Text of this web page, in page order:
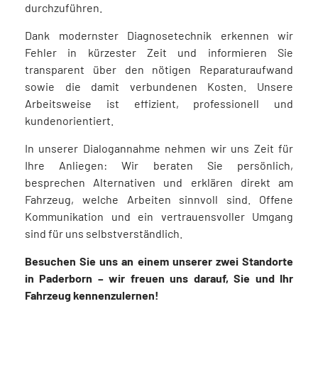
durchzuführen.
Dank modernster Diagnosetechnik erkennen wir
Fehler in kürzester Zeit und informieren Sie
transparent über den nötigen Reparaturaufwand
sowie die damit verbundenen Kosten. Unsere
Arbeitsweise ist effizient, professionell und
kundenorientiert.
In unserer Dialogannahme nehmen wir uns Zeit für
Ihre Anliegen: Wir beraten Sie persönlich,
besprechen Alternativen und erklären direkt am
Fahrzeug, welche Arbeiten sinnvoll sind. Offene
Kommunikation und ein vertrauensvoller Umgang
sind für uns selbstverständlich.
Besuchen Sie uns an einem unserer zwei Standorte
in Paderborn – wir freuen uns darauf, Sie und Ihr
Fahrzeug kennenzulernen!